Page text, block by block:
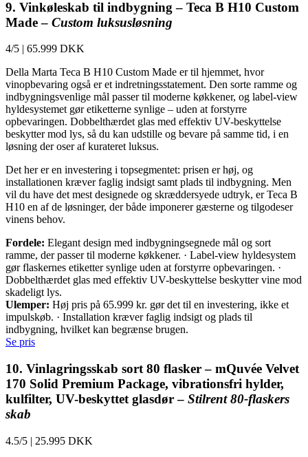
9. Vinkøleskab til indbygning – Teca B H10 Custom
Made – Custom luksusløsning
4/5 | 65.999 DKK
Della Marta Teca B H10 Custom Made er til hjemmet, hvor
vinopbevaring også er et indretningsstatement. Den sorte ramme og
indbygningsvenlige mål passer til moderne køkkener, og label-view
hyldesystemet gør etiketterne synlige – uden at forstyrre
opbevaringen. Dobbelthærdet glas med effektiv UV-beskyttelse
beskytter mod lys, så du kan udstille og bevare på samme tid, i en
løsning der oser af kurateret luksus.
Det her er en investering i topsegmentet: prisen er høj, og
installationen kræver faglig indsigt samt plads til indbygning. Men
vil du have det mest designede og skræddersyede udtryk, er Teca B
H10 en af de løsninger, der både imponerer gæsterne og tilgodeser
vinens behov.
Fordele: Elegant design med indbygningsegnede mål og sort
ramme, der passer til moderne køkkener. · Label-view hyldesystem
gør flaskernes etiketter synlige uden at forstyrre opbevaringen. ·
Dobbelthærdet glas med effektiv UV-beskyttelse beskytter vine mod
skadeligt lys.
Ulemper: Høj pris på 65.999 kr. gør det til en investering, ikke et
impulskøb. · Installation kræver faglig indsigt og plads til
indbygning, hvilket kan begrænse brugen.
Se pris
10. Vinlagringsskab sort 80 flasker – mQuvée Velvet
170 Solid Premium Package, vibrationsfri hylder,
kulfilter, UV-beskyttet glasdør – Stilrent 80-flaskers
skab
4.5/5 | 25.995 DKK